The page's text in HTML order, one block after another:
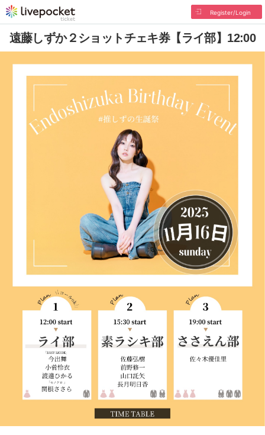
Register/Login
遠藤しずか２ショットチェキ券【ライ部】12:00